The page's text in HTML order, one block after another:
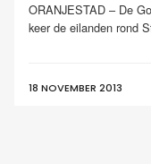
ORANJESTAD – De
keer de eilanden rond
18 NOVEMBER 2013